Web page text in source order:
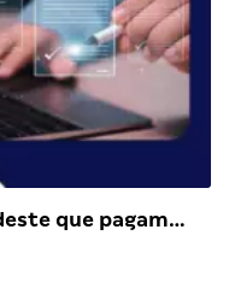
que pagam…